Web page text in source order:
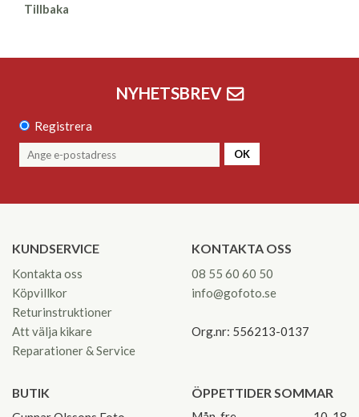
Tillbaka
NYHETSBREV
Registrera
OK
KUNDSERVICE
Kontakta oss
Köpvillkor
Returinstruktioner
Att välja kikare
Reparationer & Service
KONTAKTA OSS
08 55 60 60 50
info@gofoto.se
Org.nr: 556213-0137
BUTIK ÖPPETTIDER SOMMAR